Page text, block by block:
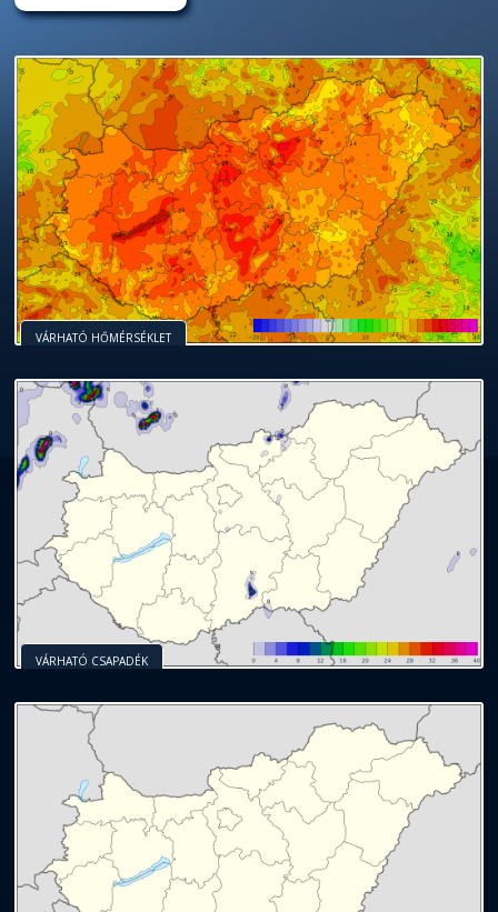
VÁRHATÓ HŐMÉRSÉKLET
VÁRHATÓ CSAPADÉK